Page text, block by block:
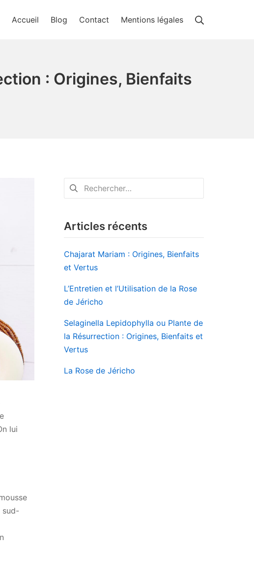
Accueil Blog Contact Mentions légales
: Origines, Bienfaits
lui
sud-
Rechercher :
Articles récents
Chajarat Mariam : Origines, Bienfaits
et Vertus
L’Entretien et l’Utilisation de la Rose
de Jéricho
Selaginella Lepidophylla ou Plante de
la Résurrection : Origines, Bienfaits et
Vertus
La Rose de Jéricho